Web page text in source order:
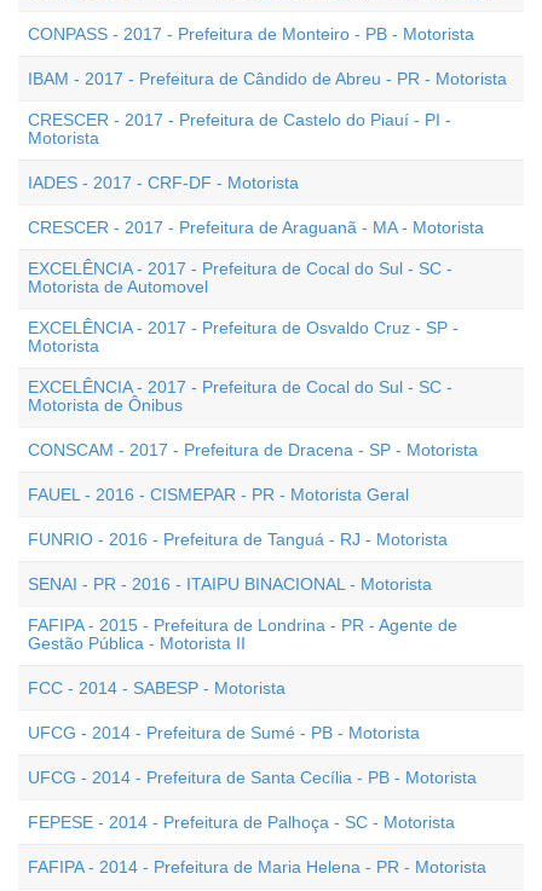
CONPASS - 2017 - Prefeitura de Monteiro - PB - Motorista
IBAM - 2017 - Prefeitura de Cândido de Abreu - PR - Motorista
CRESCER - 2017 - Prefeitura de Castelo do Piauí - PI -
Motorista
IADES - 2017 - CRF-DF - Motorista
CRESCER - 2017 - Prefeitura de Araguanã - MA - Motorista
EXCELÊNCIA - 2017 - Prefeitura de Cocal do Sul - SC -
Motorista de Automovel
EXCELÊNCIA - 2017 - Prefeitura de Osvaldo Cruz - SP -
Motorista
EXCELÊNCIA - 2017 - Prefeitura de Cocal do Sul - SC -
Motorista de Ônibus
CONSCAM - 2017 - Prefeitura de Dracena - SP - Motorista
FAUEL - 2016 - CISMEPAR - PR - Motorista Geral
FUNRIO - 2016 - Prefeitura de Tanguá - RJ - Motorista
SENAI - PR - 2016 - ITAIPU BINACIONAL - Motorista
FAFIPA - 2015 - Prefeitura de Londrina - PR - Agente de
Gestão Pública - Motorista II
FCC - 2014 - SABESP - Motorista
UFCG - 2014 - Prefeitura de Sumé - PB - Motorista
UFCG - 2014 - Prefeitura de Santa Cecília - PB - Motorista
FEPESE - 2014 - Prefeitura de Palhoça - SC - Motorista
FAFIPA - 2014 - Prefeitura de Maria Helena - PR - Motorista